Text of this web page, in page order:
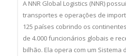
A NNR Global Logistics (NNR)
transportes e operações de
125 países cobrindo os
de 4.000 funcionários globais e
bilhão. Ela opera com um Sistema